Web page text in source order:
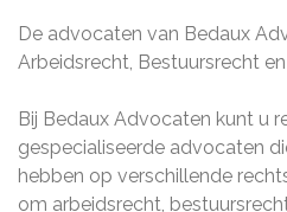
De advocaten van Bedaux
Arbeidsrecht, Bestuursrecht
Bij Bedaux Advocaten kunt u
gespecialiseerde advocaten
hebben op verschillende
om arbeidsrecht,